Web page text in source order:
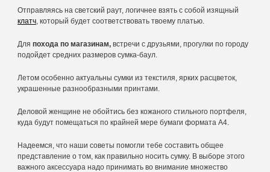
Отправляясь на светский раут, логичнее взять с собой изящный
клатч, который будет соответствовать твоему платью.
Для похода по магазинам,встречи с друзьями, прогулки по городу
подойдет средних размеров сумка-баул.
Летом особенно актуальны сумки из текстиля, ярких расцветок,
украшенные разнообразными принтами.
Деловой женщине не обойтись без кожаного стильного портфеля,
куда будут помещаться по крайней мере бумаги формата А4.
Надеемся, что наши советы помогли тебе составить общее
представление о том, как правильно носить сумку. В выборе этого
важного аксессуара надо принимать во внимание множество